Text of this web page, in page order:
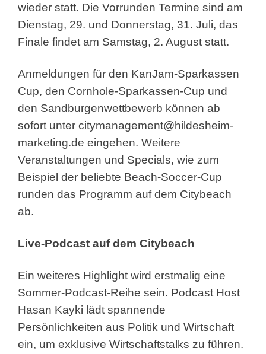
wieder statt. Die Vorrunden Termine sind am
Dienstag, 29. und Donnerstag, 31. Juli, das
Finale findet am Samstag, 2. August statt.
Anmeldungen für den KanJam-Sparkassen
Cup, den Cornhole-Sparkassen-Cup und
den Sandburgenwettbewerb können ab
sofort unter citymanagement@hildesheim-
marketing.de eingehen. Weitere
Veranstaltungen und Specials, wie zum
Beispiel der beliebte Beach-Soccer-Cup
runden das Programm auf dem Citybeach
ab.
Live-Podcast auf dem Citybeach
Ein weiteres Highlight wird erstmalig eine
Sommer-Podcast-Reihe sein. Podcast Host
Hasan Kayki lädt spannende
Persönlichkeiten aus Politik und Wirtschaft
ein, um exklusive Wirtschaftstalks zu führen.